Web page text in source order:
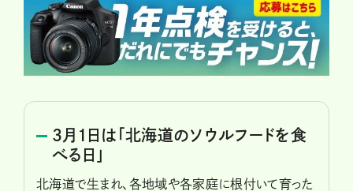
3月1日は「北海道のソウルフードを食
べる日」
北海道で生まれ、各地域や各家庭に根付いて育った